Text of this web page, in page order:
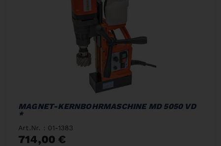
MAGNET-KERNBOHRMASCHINE MD 5050 VD
*
Art.Nr. : 01-1383
714,00 €